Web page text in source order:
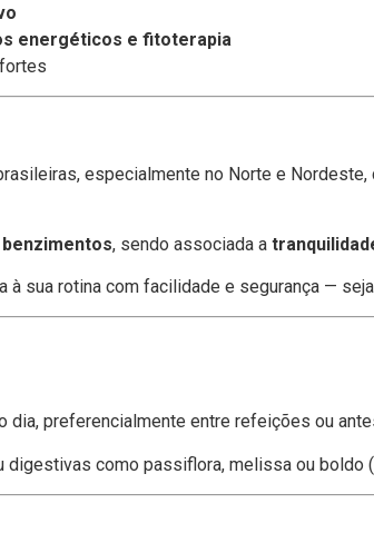
energéticos e fitoterapia
especialmente no Norte e Nordeste,
, sendo associada a
sua rotina com facilidade e segurança —
dia, preferencialmente entre refeições ou
digestivas como passiflora, melissa ou boldo